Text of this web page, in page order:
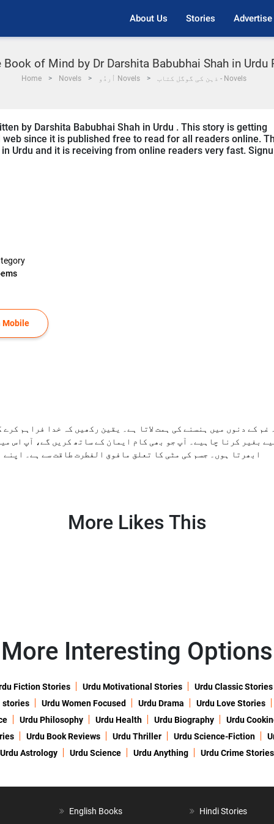
About Us Stories Advertise
Book of Mind by Dr Darshita Babubhai Shah in Urdu
Home Novels اُردُو Novels ذہن کی گوگل کتاب - Novels
by Darshita Babubhai Shah in Urdu . This story is getting
since it is published free to read for all readers online.
Urdu and it is receiving from online readers very fast.
Mobile
کے دنوں میں ہنسنے کی ہمت لاتا ہے۔ یقین رکھیں کہ خدا فراہم
بغیر کرنا چاہیے۔ آپ جو بھی کام ایمان کے ساتھ کریں گے، آپ اس
ابھرتا ہوں۔ جسم کی مٹی کا تعلق مافوق الفطرت طاقت سے ہے۔
More Likes This
More Interesting Options
Fiction Stories Urdu Motivational Stories
Urdu Classic Stories
stories
Urdu Women Focused Urdu Drama
Urdu Love Stories
Urdu Philosophy Urdu Health Urdu Biography
Urdu
Urdu Book Reviews Urdu Thriller Urdu Science-Fiction
Urdu Astrology
Urdu Science Urdu Anything Urdu Crime Stories
English Books
Hindi Stories